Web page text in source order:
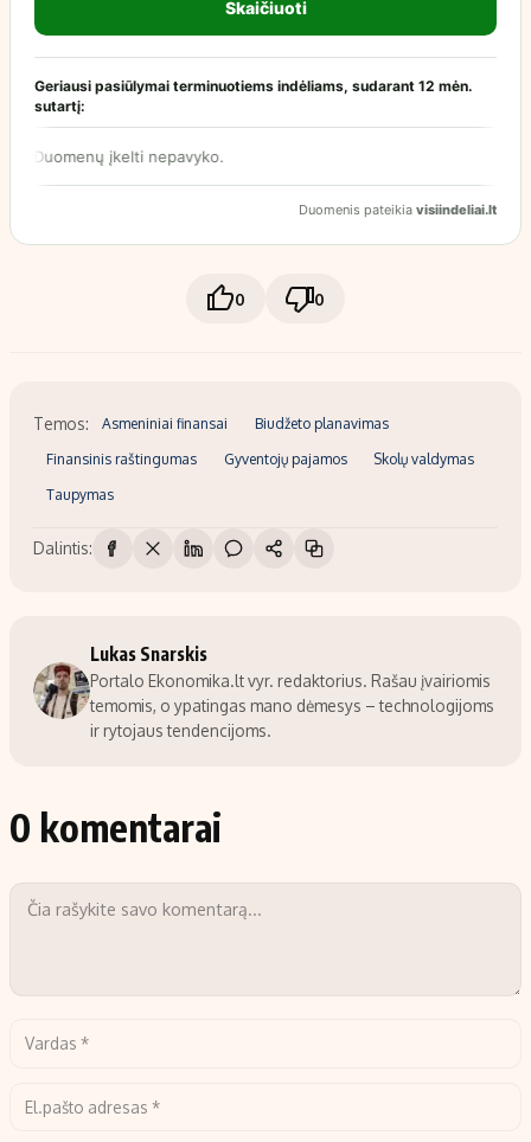
0 0
Temos: Asmeniniai finansai Biudžeto planavimas
Finansinis raštingumas Gyventojų pajamos Skolų valdymas
Taupymas
Dalintis:
Lukas Snarskis
Portalo Ekonomika.lt vyr. redaktorius. Rašau įvairiomis
temomis, o ypatingas mano dėmesys – technologijoms
ir rytojaus tendencijoms.
0 komentarai